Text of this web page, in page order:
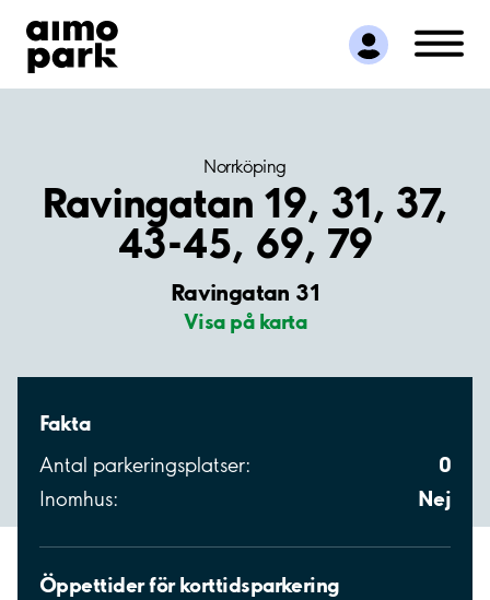
Hitta parkering
Samarbete
Kundservice
Norrköping
Ravingatan 19, 31, 37,
43-45, 69, 79
Ravingatan 31
Visa på karta
Fakta
Antal parkeringsplatser: 0
Inomhus: Nej
Öppettider för korttidsparkering